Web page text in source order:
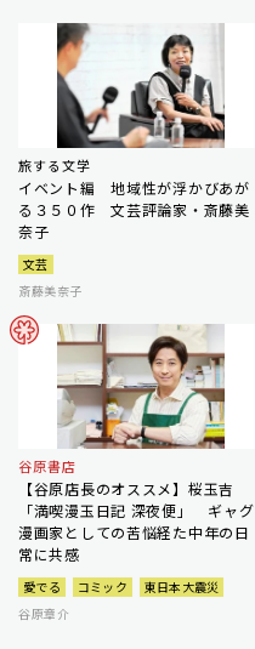
旅する文学
イベント編 地域性が浮かびあが
る３５０作 文芸評論家・斎藤美
奈子
文芸
斎藤美奈子
谷原書店
【谷原店長のオススメ】桜玉吉
「満喫漫玉日記 深夜便」 ギャグ
漫画家としての苦悩経た中年の日
常に共感
愛でる コミック
東日本大震災
谷原章介